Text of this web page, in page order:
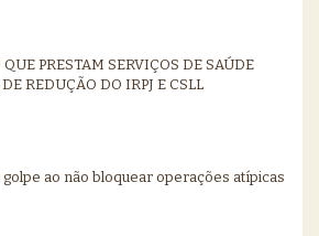
PRESTAM SERVIÇOS DE SAÚDE
REDUÇÃO DO IRPJ E CSLL
ao não bloquear operações atípicas